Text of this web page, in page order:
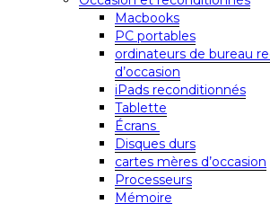
Macbooks
PC portables
ordinateurs de bureau
d’occasion
iPads reconditionnés
Tablette
Écrans
Disques durs
cartes mères d’occasion
Processeurs
Mémoire